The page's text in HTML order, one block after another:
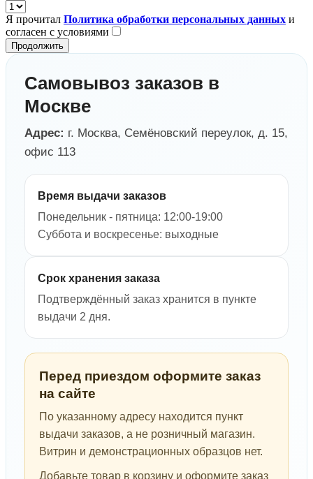
Я прочитал Политика обработки персональных данных и
согласен с условиями
Продолжить
Самовывоз заказов в
Москве
Адрес: г. Москва, Семёновский переулок, д. 15,
офис 113
Время выдачи заказов
Понедельник - пятница: 12:00-19:00
Суббота и воскресенье: выходные
Срок хранения заказа
Подтверждённый заказ хранится в пункте
выдачи 2 дня.
Перед приездом оформите заказ
на сайте
По указанному адресу находится пункт
выдачи заказов, а не розничный магазин.
Витрин и демонстрационных образцов нет.
Добавьте товар в корзину и оформите заказ